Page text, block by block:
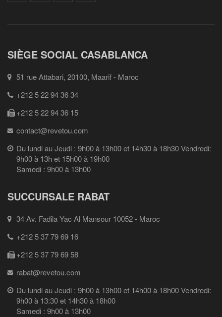
SIÈGE SOCIAL CASABLANCA
51 rue Attabari, 20100, Maarif - Maroc
+212 5 22 94 36 34
+212 5 22 94 36 15
contact@revetou.com
Du lundi au Jeudi : 9h00 à 13h00 et 14h30 à 18h30 Vendredi:
9h00 à 13h et 15h00 à 19h00
Samedi : 9h00 à 13h00
SUCCURSALE RABAT
34 Av. Fadila Yac Al Mansour 10052 - Maroc
+212 5 37 79 69 16
+212 5 37 79 69 58
rabat@revetou.com
Du lundi au Jeudi : 9h00 à 13h00 et 14h00 à 18h00 Vendredi:
9h00 à 13:30 et 14h30 à 18h00
Samedi : 9h00 à 13h00